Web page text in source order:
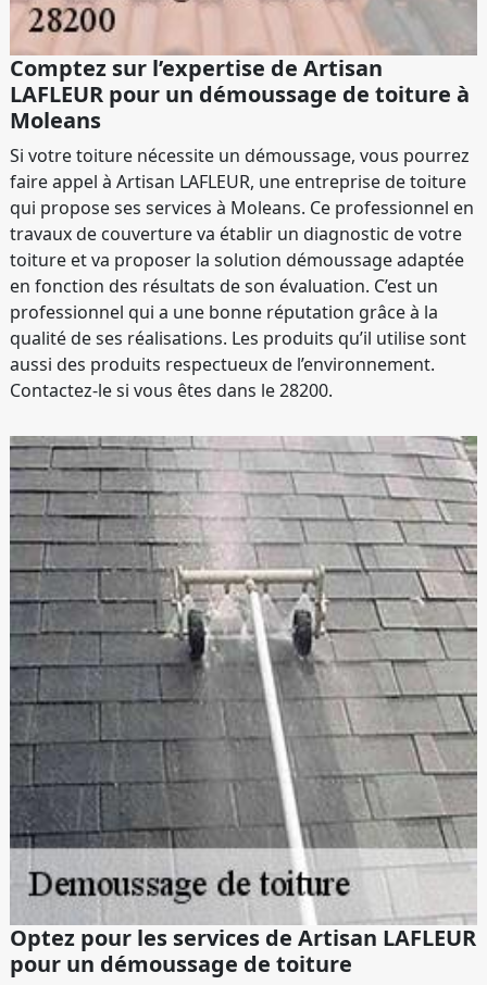
Comptez sur l’expertise de Artisan
LAFLEUR pour un démoussage de toiture à
Moleans
Si votre toiture nécessite un démoussage, vous pourrez
faire appel à Artisan LAFLEUR, une entreprise de toiture
qui propose ses services à Moleans. Ce professionnel en
travaux de couverture va établir un diagnostic de votre
toiture et va proposer la solution démoussage adaptée
en fonction des résultats de son évaluation. C’est un
professionnel qui a une bonne réputation grâce à la
qualité de ses réalisations. Les produits qu’il utilise sont
aussi des produits respectueux de l’environnement.
Contactez-le si vous êtes dans le 28200.
Optez pour les services de Artisan LAFLEUR
pour un démoussage de toiture